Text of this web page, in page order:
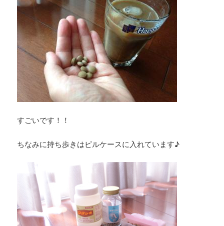
すごいです！！
ちなみに持ち歩きはピルケースに入れています♪